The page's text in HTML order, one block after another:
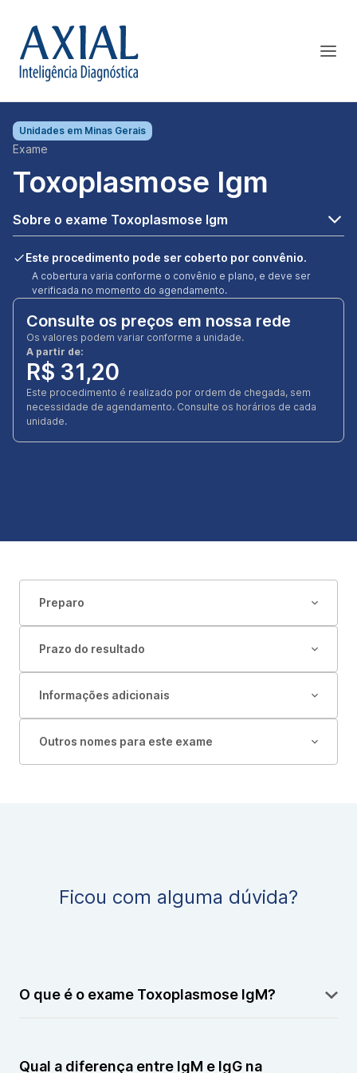
Unidades em Minas Gerais
Exame
Toxoplasmose Igm
Sobre o exame Toxoplasmose Igm
Este procedimento pode ser coberto por convênio.
A cobertura varia conforme o convênio e plano, e deve ser
verificada no momento do agendamento.
Consulte os preços em nossa rede
Os valores podem variar conforme a unidade.
A partir de:
R$ 31,20
Este procedimento é realizado por ordem de chegada, sem
necessidade de agendamento. Consulte os horários de cada
unidade.
Preparo
Prazo do resultado
Informações adicionais
Outros nomes para este exame
Ficou com alguma dúvida?
O que é o exame Toxoplasmose IgM?
anticorpos IgM, indicativos de uma infecção recente
Qual a diferença entre IgM e IgG na